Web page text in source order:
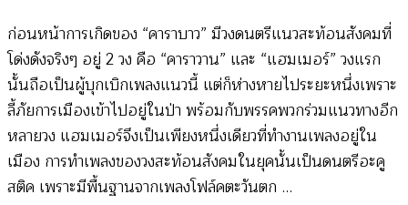
ก่อนหน้าการเกิดของ “คาราบาว” มีวงดนตรีแนวสะท้อนสังคมที่
โด่งดังจริงๆ อยู่ 2 วง คือ “คาราวาน” และ “แฮมเมอร์” วงแรก
นั้นถือเป็นผู้บุกเบิกเพลงแนวนี้ แต่ก็ห่างหายไประยะหนึ่งเพราะ
ลี้ภัยการเมืองเข้าไปอยู่ในป่า พร้อมกับพรรคพวกร่วมแนวทางอีก
หลายวง แฮมเมอร์จึงเป็นเพียงหนึ่งเดียวที่ทำงานเพลงอยู่ใน
เมือง การทำเพลงของวงสะท้อนสังคมในยุคนั้นเป็นดนตรีอะคู
สติค เพราะมีพื้นฐานจากเพลงโฟล์คตะวันตก …